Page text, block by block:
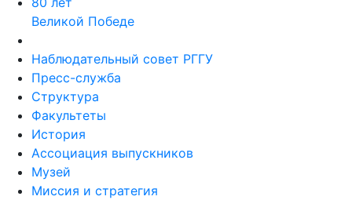
Великой Победе
Наблюдательный совет РГГУ
Пресс-служба
Структура
Факультеты
История
Ассоциация выпускников
Музей
Миссия и стратегия